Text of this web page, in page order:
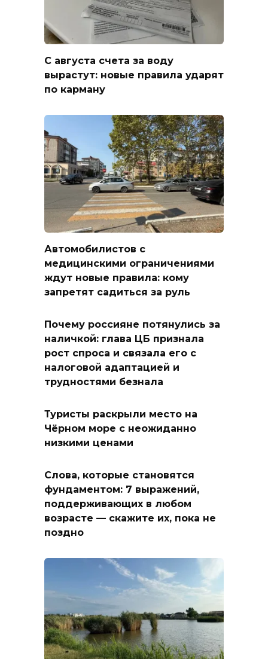
С августа счета за воду
вырастут: новые правила ударят
по карману
Автомобилистов с
медицинскими ограничениями
ждут новые правила: кому
запретят садиться за руль
Почему россияне потянулись за
наличкой: глава ЦБ признала
рост спроса и связала его с
налоговой адаптацией и
трудностями безнала
Туристы раскрыли место на
Чёрном море с неожиданно
низкими ценами
Слова, которые становятся
фундаментом: 7 выражений,
поддерживающих в любом
возрасте — скажите их, пока не
поздно